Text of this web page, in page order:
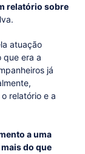
relatório sobre
atuação
que era a
já
relatório e a
a uma
do que